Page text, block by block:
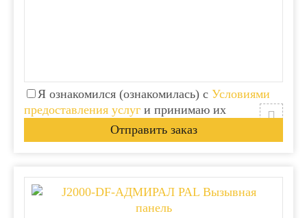
Я ознакомился (ознакомилась) с Условиями
предоставления услуг и принимаю их